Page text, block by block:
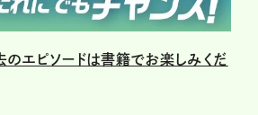
のエピソードは書籍でお楽しみくだ